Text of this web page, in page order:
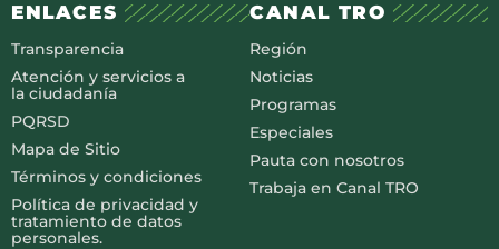
ENLACES
Transparencia
Atención y servicios a
la ciudadanía
PQRSD
Mapa de Sitio
Términos y condiciones
Política de privacidad y
tratamiento de datos
personales.
CANAL TRO
Región
Noticias
Programas
Especiales
Pauta con nosotros
Trabaja en Canal TRO